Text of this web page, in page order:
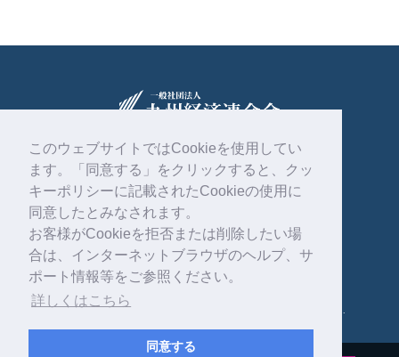
このウェブサイトではCookieを使用してい
ます。「同意する」をクリックすると、クッ
キーポリシーに記載されたCookieの使用に
同意したとみなされます。
お客様がCookieを拒否または削除したい場
合は、インターネットブラウザのヘルプ、サ
ポート情報等をご参照ください。
詳しくはこちら
同意する
〒810-0004
福岡市中央区渡辺通2丁目1番82号
092-761-4261
Copyright © 一般社団法人 九州経済連合会 . All rights reserved.